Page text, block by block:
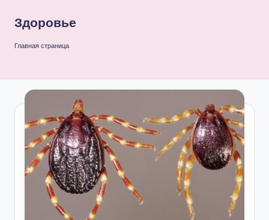
Здоровье
Главная страница